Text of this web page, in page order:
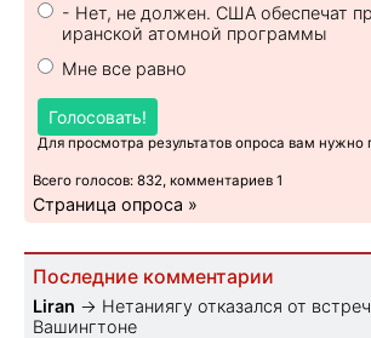
- Нет, не должен. США обеспечат
иранской атомной программы
Мне все равно
Голосовать!
Для просмотра результатов опроса вам нужно
Всего голосов: 832, комментариев 1
Страница опроса »
Последние комментарии
Liran → Нетаниягу отказался от
Вашингтоне